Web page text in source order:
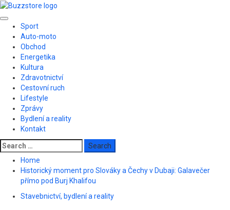
Skip
content
Primary
Menu
Sport
Auto-moto
Obchod
Energetika
Kultura
Zdravotnictví
Cestovní ruch
Lifestyle
Zprávy
Bydlení a reality
Kontakt
Search
for:
Home
Historický moment pro Slováky a Čechy v Dubaji: Galavečer
přímo pod Burj Khalifou
Stavebnictví, bydlení a reality